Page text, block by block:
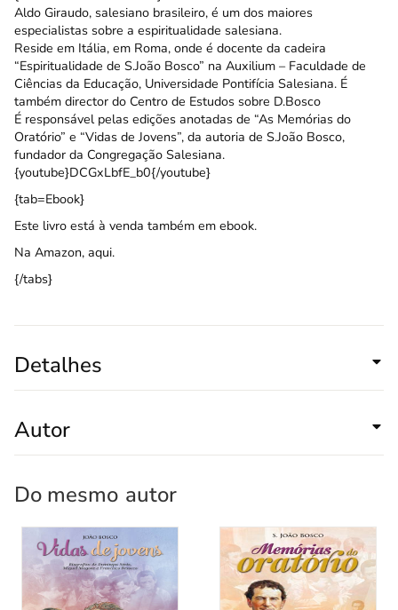
Aldo Giraudo, salesiano brasileiro, é um dos maiores
especialistas sobre a espiritualidade salesiana.
Reside em Itália, em Roma, onde é docente da cadeira
“Espiritualidade de S.João Bosco” na Auxilium – Faculdade de
Ciências da Educação, Universidade Pontifícia Salesiana. É
também director do Centro de Estudos sobre D.Bosco
É responsável pelas edições anotadas de “As Memórias do
Oratório” e “Vidas de Jovens”, da autoria de S.João Bosco,
fundador da Congregação Salesiana.
{youtube}DCGxLbfE_b0{/youtube}
{tab=Ebook}
Este livro está à venda também em ebook.
Na Amazon, aqui.
{/tabs}
Detalhes
Autor
Do mesmo autor